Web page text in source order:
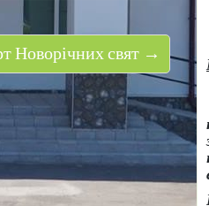
Новорічних свят →